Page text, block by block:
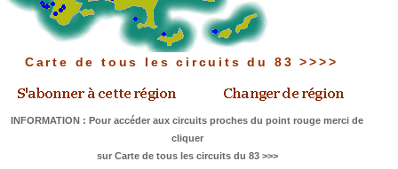
Carte de tous les circuits du 83 >>>>
INFORMATION : Pour accéder aux circuits proches du point rouge merci de
cliquer
sur Carte de tous les circuits du 83 >>>